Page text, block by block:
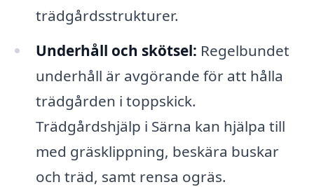
trädgårdsstrukturer.
Underhåll och skötsel: Regelbundet
underhåll är avgörande för att hålla
trädgården i toppskick.
Trädgårdshjälp i Särna kan hjälpa till
med gräsklippning, beskära buskar
och träd, samt rensa ogräs.